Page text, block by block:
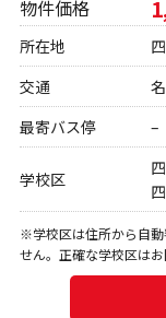
物件価格
所在地
交通
最寄バス停
–
学校区
※学校区は住所から自
せん。正確な学校区はお